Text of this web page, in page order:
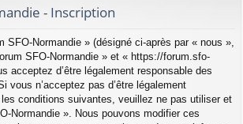
- Inscription
SFO-Normandie » (désigné ci-après par « nous »,
SFO-Normandie » et « https://forum.sfo-
acceptez d’être légalement responsable des
vous n’acceptez pas d’être légalement
conditions suivantes, veuillez ne pas utiliser et
Normandie ». Nous pouvons modifier ces